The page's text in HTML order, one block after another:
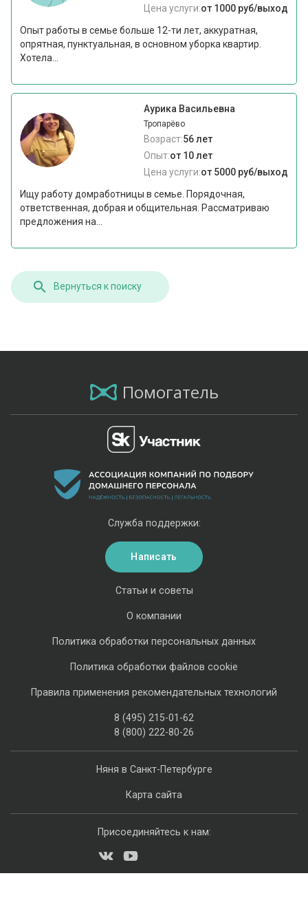
Цена услуги:от 1000 руб/выход
Опыт работы в семье больше 12-ти лет, аккуратная,
опрятная, пунктуальная, в основном уборка квартир.
Хотела...
Аурика Васильевна
Тропарёво
Возраст:56 лет
Опыт:от 10 лет
Цена услуги:от 5000 руб/выход
Ищу работу домработницы в семье. Порядочная,
ответственная, добрая и общительная. Рассматриваю
предложения на...
Вернуться к поиску
Помогатель
Няня в Санкт-Петербурге
Карта сайта
Статьи и советы
О компании
Политика обработки персональных данных
Политика обработки файлов cookie
Правила применения рекомендательных технологий
8 (495) 215-01-62
8 (800) 222-80-26
Служба поддержки:
Написать
Присоединяйтесь к нам: